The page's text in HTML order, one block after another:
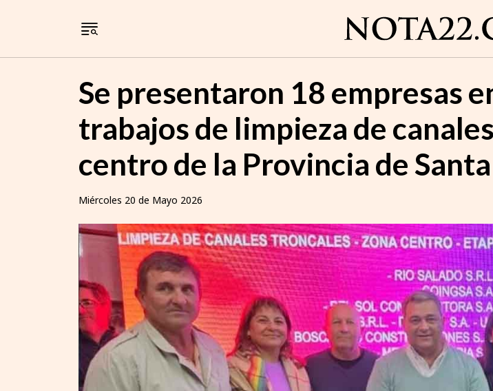
Se presentaron 18 empresas
trabajos de limpieza de
centro de la Provincia de Santa
Miércoles 20 de Mayo 2026